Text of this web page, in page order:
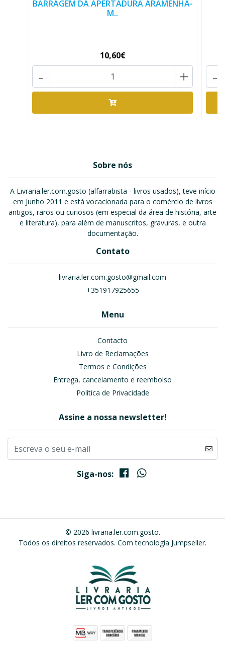
BARRAGEM DA APERTADURA ARAMENHA-
M..
10,60€
+
- -
Sobre nós
A Livraria.ler.com.gosto (alfarrabista - livros usados), teve início
em Junho 2011 e está vocacionada para o comércio de livros
antigos, raros ou curiosos (em especial da área de história, arte
e literatura), para além de manuscritos, gravuras, e outra
documentação.
Contato
livraria.ler.com.gosto@gmail.com
+351917925655
Menu
Contacto
Livro de Reclamações
Termos e Condições
Entrega, cancelamento e reembolso
Política de Privacidade
Assine a nossa newsletter!
Siga-nos:
© 2026 livraria.ler.com.gosto.
Todos os direitos reservados. Com tecnologia Jumpseller.